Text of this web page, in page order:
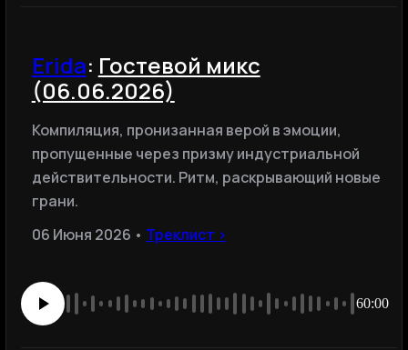
Erida: Гостевой микс
(06.06.2026)
Компиляция, пронизанная верой в эмоции,
пропущенные через призму индустриальной
действительности. Ритм, раскрывающий новые
грани.
06 Июня 2026 • Треклист ›
60:00